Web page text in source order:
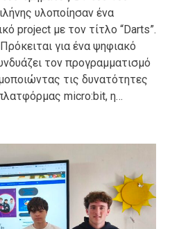
υλοποίησαν ένα
project με τον τίτλο “Darts”.
για ένα ψηφιακό
τον προγραμματισμό
τις δυνατότητες
micro:bit, η…